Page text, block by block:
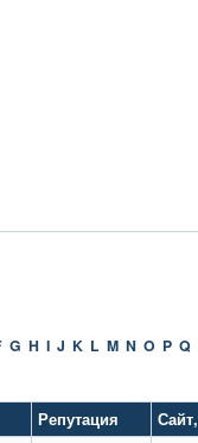
G H I J K L M N O P Q
Репутация Сайт,